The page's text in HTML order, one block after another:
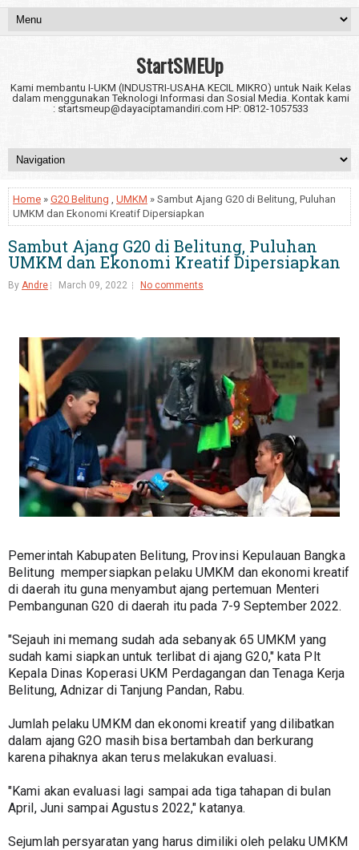
StartSMEUp
Kami membantu I-UKM (INDUSTRI-USAHA KECIL MIKRO) untuk Naik Kelas
dalam menggunakan Teknologi Informasi dan Sosial Media. Kontak kami
: startsmeup@dayaciptamandiri.com HP: 0812-1057533
Home » G20 Belitung , UMKM » Sambut Ajang G20 di Belitung, Puluhan
UMKM dan Ekonomi Kreatif Dipersiapkan
Sambut Ajang G20 di Belitung, Puluhan
UMKM dan Ekonomi Kreatif Dipersiapkan
By Andre March 09, 2022 No comments
Pemerintah Kabupaten Belitung, Provinsi Kepulauan Bangka
Belitung  mempersiapkan pelaku UMKM dan ekonomi kreatif
di daerah itu guna menyambut ajang pertemuan Menteri
Pembangunan G20 di daerah itu pada 7-9 September 2022.
"Sejauh ini memang sudah ada sebanyak 65 UMKM yang
sudah kami siapkan untuk terlibat di ajang G20," kata Plt
Kepala Dinas Koperasi UKM Perdagangan dan Tenaga Kerja
Belitung, Adnizar di Tanjung Pandan, Rabu.
Jumlah pelaku UMKM dan ekonomi kreatif yang dilibatkan
dalam ajang G2O masih bisa bertambah dan berkurang
karena pihaknya akan terus melakukan evaluasi.
"Kami akan evaluasi lagi sampai ada tiga tahapan di bulan
April, Juni sampai Agustus 2022," katanya.
Sejumlah persyaratan yang harus dimiliki oleh pelaku UMKM